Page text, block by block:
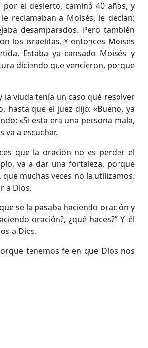
el desierto, caminó 40 años, y
reclamaban a Moisés, le decían:
desamparados. Pero también
los israelitas. Y entonces Moisés
Estaba ya cansado Moisés y
diciendo que vencieron, porque
la viuda tenía un caso qué resolver
hasta que el juez dijo: «Bueno, ya
«Si esta era una persona mala,
va a escuchar.
que la oración no es perder el
va a dar una fortaleza, porque
muchas veces no la utilizamos.
a Dios.
se la pasaba haciendo oración y
oración?, ¿qué haces?” Y él
a Dios.
tenemos fe en que Dios nos